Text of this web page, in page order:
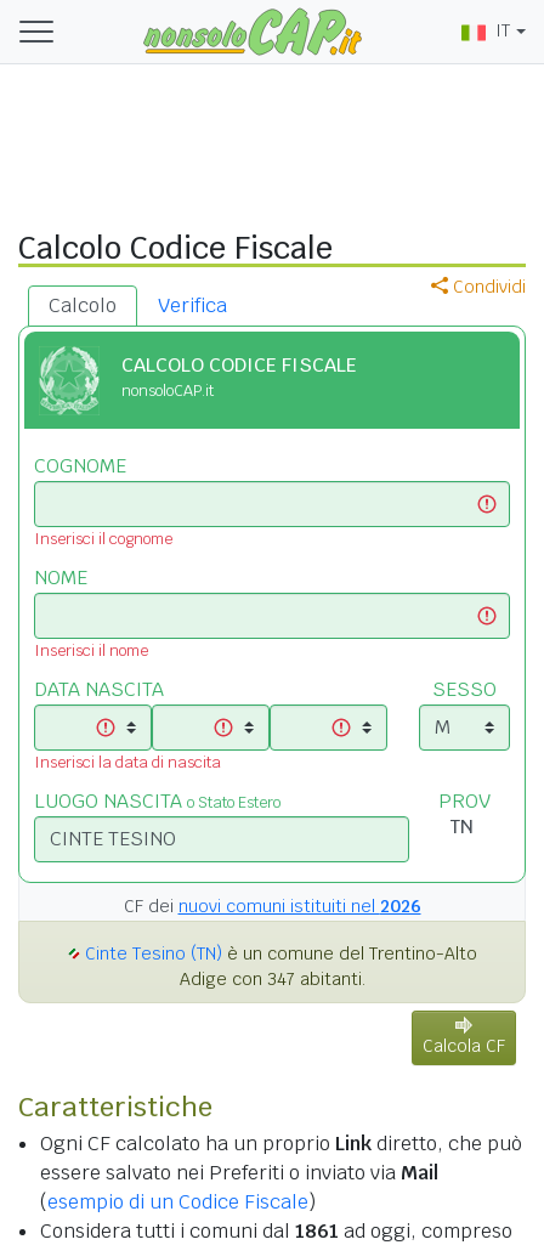
IT
Calcolo Codice Fiscale
Condividi
Calcolo Verifica
CALCOLO CODICE FISCALE
nonsoloCAP.it
COGNOME
Inserisci il cognome
NOME
Inserisci il nome
DATA NASCITA
Inserisci la data di nascita
SESSO
LUOGO NASCITA o Stato Estero PROV
CF dei nuovi comuni istituiti nel 2026
Cinte Tesino (TN) è un comune del Trentino-Alto
Adige con 347 abitanti.
Calcola CF
Caratteristiche
Ogni CF calcolato ha un proprio Linkdiretto, che può
essere salvato nei Preferiti o inviato via Mail
(esempio di un Codice Fiscale)
Considera tutti i comuni dal 1861 ad oggi, compreso